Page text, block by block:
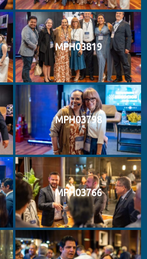
MPH03819
MPH03798
MPH03766